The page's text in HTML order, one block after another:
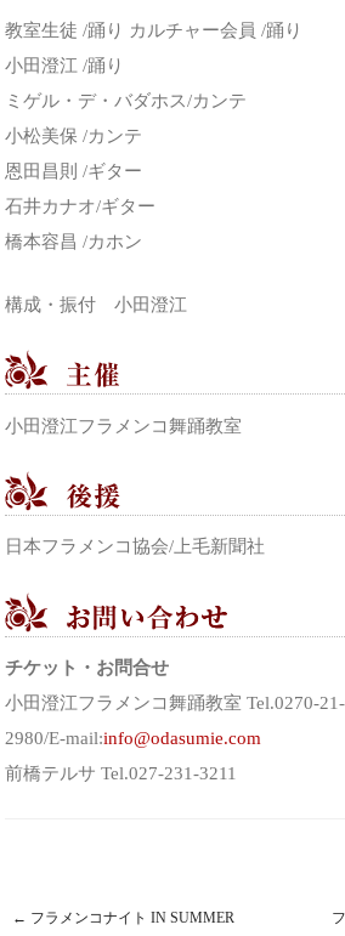
教室生徒 /踊り カルチャー会員 /踊り
小田澄江 /踊り
ミゲル・デ・バダホス/カンテ
小松美保 /カンテ
恩田昌則 /ギター
石井カナオ/ギター
橋本容昌 /カホン
構成・振付 小田澄江
小田澄江フラメンコ舞踊教室
日本フラメンコ協会/上毛新聞社
チケット・お問合せ
小田澄江フラメンコ舞踊教室 Tel.0270-
2980/E-mail:info@odasumie.com
前橋テルサ Tel.027-231-3211
← フラメンコナイト IN SUMMER